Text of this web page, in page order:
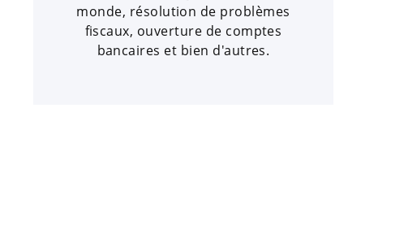
monde, résolution de problèmes
fiscaux, ouverture de comptes
bancaires et bien d'autres.